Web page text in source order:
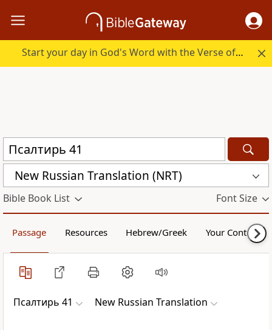
Start your day in God's Word with the Verse of the Day.
New Russian Translation (NRT)
Bible Book List Font Size
Passage Resources Hebrew/Greek Your Content
Псалтирь 41 New Russian Translation